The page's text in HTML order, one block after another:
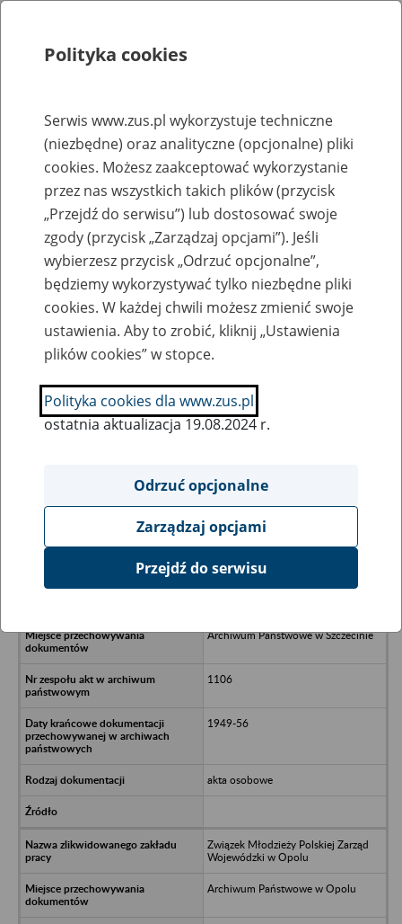
Rejestry, ewidencje i archiwa
Baza zlikwidowanych lub
przekształconych zakładów pracy
Nazwa zakładu pracy:
SZUKAJ
Ukryj wszystkie pozycje bazy
Związek Młodzieży Polskiej Zarząd
Archiwum Państwowe w Szczecinie
1106
1949-56
akta osobowe
Związek Młodzieży Polskiej Zarząd
Wojewódzki w Opolu
Archiwum Państwowe w Opolu
Polityka cookies
Serwis www.zus.pl wykorzystuje techniczne
(niezbędne) oraz analityczne (opcjonalne) pliki
cookies. Możesz zaakceptować wykorzystanie
przez nas wszystkich takich plików (przycisk
„Przejdź do serwisu”) lub dostosować swoje
zgody (przycisk „Zarządzaj opcjami”). Jeśli
wybierzesz przycisk „Odrzuć opcjonalne”,
będziemy wykorzystywać tylko niezbędne pliki
cookies. W każdej chwili możesz zmienić swoje
ustawienia. Aby to zrobić, kliknij „Ustawienia
plików cookies” w stopce.
Polityka cookies dla www.zus.pl
ostatnia aktualizacja 19.08.2024 r.
Odrzuć opcjonalne
Zarządzaj opcjami
Przejdź do serwisu